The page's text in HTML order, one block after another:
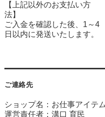
【上記以外のお支払い方
法】
ご入金を確認した後、1～4
日以内に発送いたします。
ご連絡先
ショップ名：お仕事アイテ
運営責任者：溝口 育民